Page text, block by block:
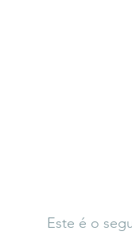
Este é o